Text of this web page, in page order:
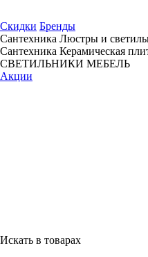
Скидки Бренды
Сантехника Люстры и
Сантехника Керамическая
СВЕТИЛЬНИКИ МЕБЕЛЬ
Акции
Искать в товарах